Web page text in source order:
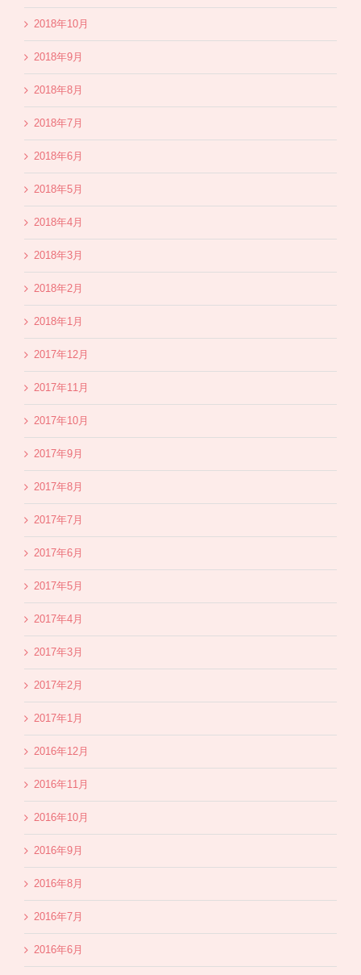
2018年10月
2018年9月
2018年8月
2018年7月
2018年6月
2018年5月
2018年4月
2018年3月
2018年2月
2018年1月
2017年12月
2017年11月
2017年10月
2017年9月
2017年8月
2017年7月
2017年6月
2017年5月
2017年4月
2017年3月
2017年2月
2017年1月
2016年12月
2016年11月
2016年10月
2016年9月
2016年8月
2016年7月
2016年6月